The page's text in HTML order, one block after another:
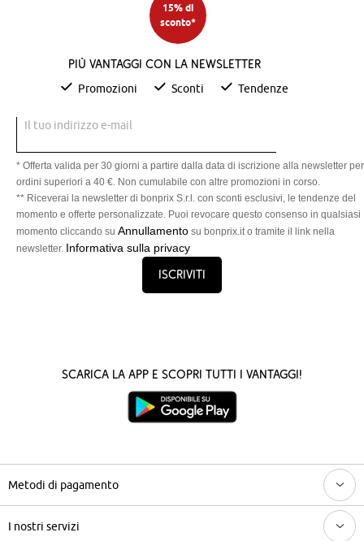
15% di
sconto*
Più vantaggi con la newsletter
Promozioni Sconti Tendenze
Il tuo indirizzo e-mail
* Offerta valida per 30 giorni a partire dalla data di iscrizione alla newsletter per
ordini superiori a 40 €. Non cumulabile con altre promozioni in corso.
** Riceverai la newsletter di bonprix S.r.l. con sconti esclusivi, le tendenze del
momento e offerte personalizzate. Puoi revocare questo consenso in qualsiasi
momento cliccando su Annullamento su bonprix.it o tramite il link nella
newsletter. Informativa sulla privacy
Iscriviti
Scarica la App e scopri tutti i vantaggi!
Metodi di pagamento
I nostri servizi